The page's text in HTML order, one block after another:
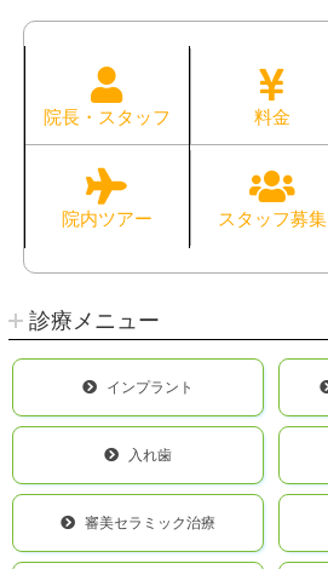
院長・スタッフ 料金
院内ツアー スタッフ募集
診療メニュー
インプラント
入れ歯
審美セラミック治療